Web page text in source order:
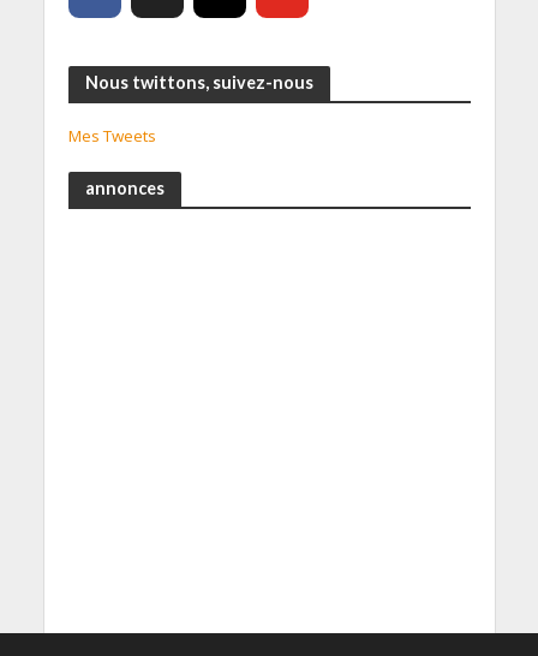
Nous twittons, suivez-nous
Mes Tweets
annonces